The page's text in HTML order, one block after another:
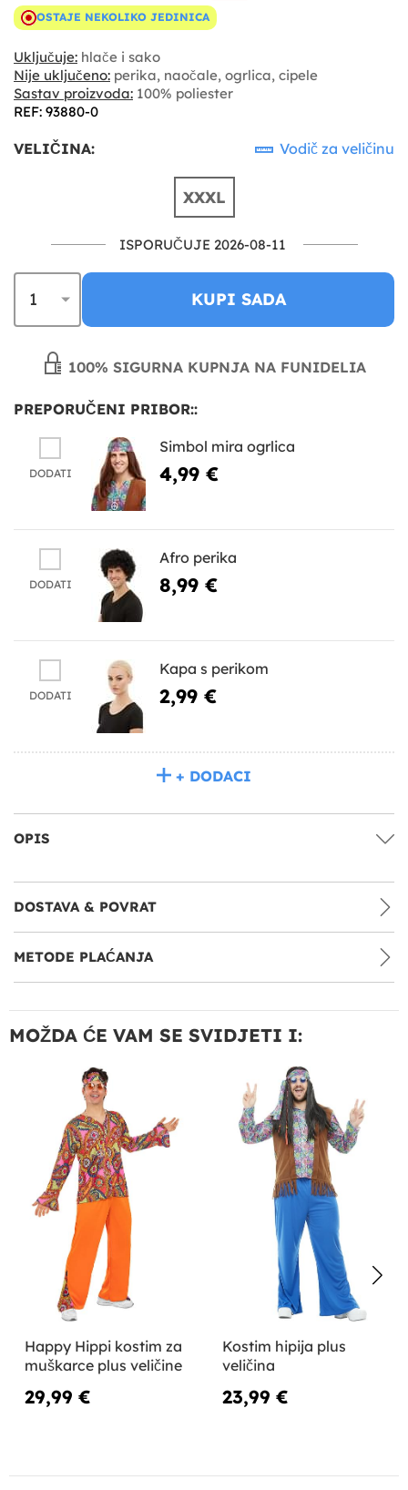
OSTAJE NEKOLIKO JEDINICA
Uključuje: hlače i sako
Nije uključeno: perika, naočale, ogrlica, cipele
Sastav proizvoda: 100% poliester
REF: 93880-0
VELIČINA: Vodič za veličinu
XXXL
ISPORUČUJE 2026-08-11
KUPI SADA
100% SIGURNA KUPNJA NA FUNIDELIA
PREPORUČENI PRIBOR::
DODATI
Simbol mira ogrlica
4,99 €
DODATI
Afro perika
8,99 €
DODATI
Kapa s perikom
2,99 €
+ DODACI
OPIS
DOSTAVA & POVRAT
METODE PLAĆANJA
MOŽDA ĆE VAM SE SVIDJETI I:
Happy Hippi kostim za
muškarce plus veličine
29,99 €
Kostim hipija plus
veličina
23,99 €